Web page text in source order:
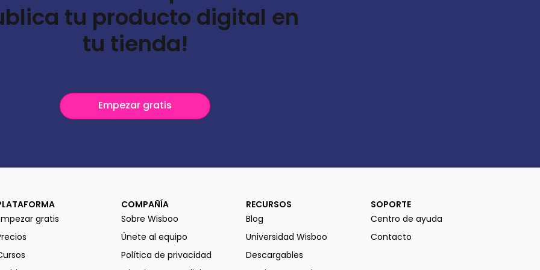
tu producto digital en
tu tienda!
Empezar gratis
gratis
COMPAÑÍA
Sobre Wisboo
Únete al equipo
Política de privacidad
RECURSOS
Blog
Universidad Wisboo
Descargables
SOPORTE
Centro de ayuda
Contacto